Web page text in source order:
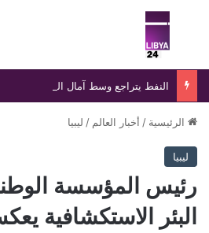
بحث عن
النفط يتراجع وسط آمال التوصل لاتفاق
الرئيسية / أخبار العالم / ليبيا
ليبيا
رئيس المؤسسة
البئر الاستكشافية